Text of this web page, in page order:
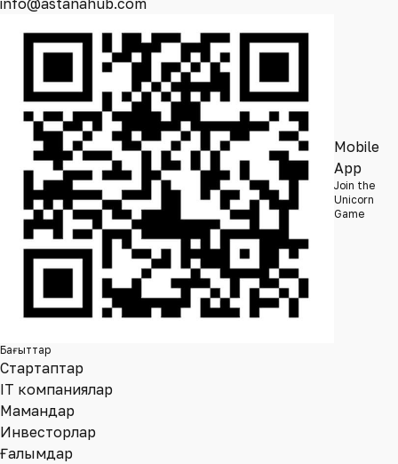
info@astanahub.com
Mobile
App
Join the
Unicorn
Game
Бағыттар
Стартаптар
IT компаниялар
Мамандар
Инвесторлар
Ғалымдар